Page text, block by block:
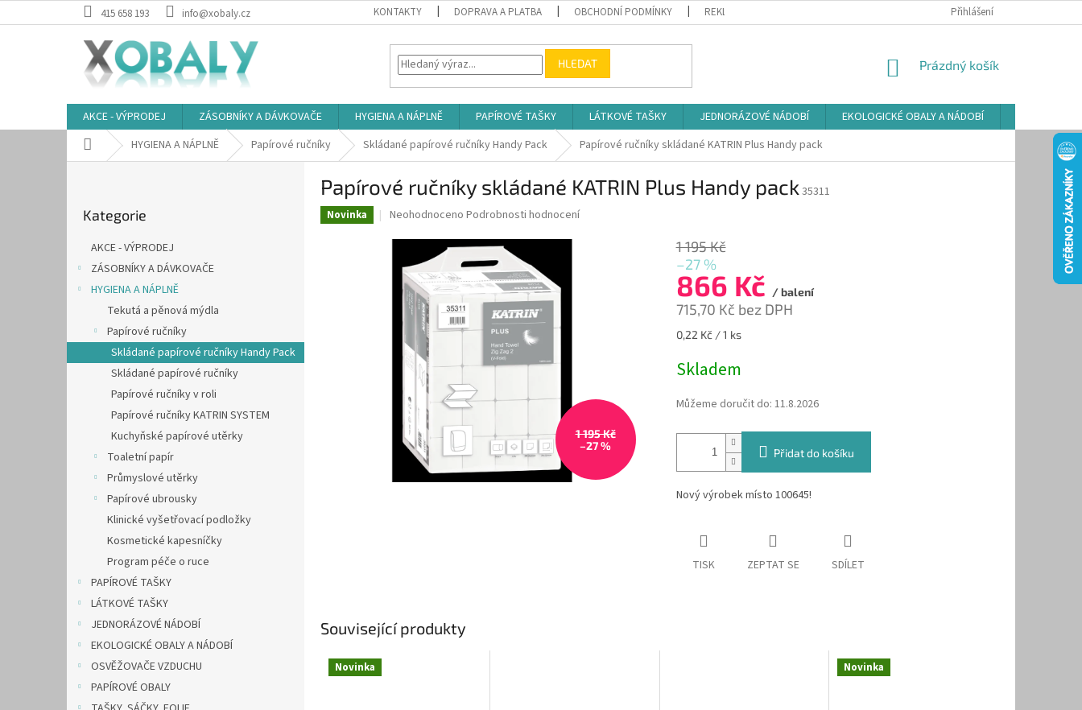
na
415 658 193 info@xobaly.cz KONTAKTY DOPRAVA A PLATBA OBCHODNÍ PODMÍNKY REKLAMAČNÍ ŘÁD ZÁSADY POUŽÍVÁNÍ SOUBORŮ COOKIES
Přihlášení
HLEDAT
NÁKUPNÍ
Prázdný košík
AKCE - VÝPRODEJ ZÁSOBNÍKY A DÁVKOVAČE HYGIENA A NÁPLNĚ PAPÍROVÉ TAŠKY LÁTKOVÉ TAŠKY JEDNORÁZOVÉ NÁDOBÍ EKOLOGICKÉ OBALY A NÁDOBÍ
Domů HYGIENA A NÁPLNĚ Papírové ručníky Skládané papírové ručníky Handy Pack Papírové ručníky skládané KATRIN Plus Handy pack
a
n
kategorie
Kategorie
AKCE - VÝPRODEJ
ZÁSOBNÍKY A DÁVKOVAČE
HYGIENA A NÁPLNĚ
Tekutá a pěnová mýdla
Papírové ručníky
Skládané papírové ručníky Handy Pack
Skládané papírové ručníky
Papírové ručníky v roli
Papírové ručníky KATRIN SYSTEM
Kuchyňské papírové utěrky
Toaletní papír
Průmyslové utěrky
Papírové ubrousky
Klinické vyšetřovací podložky
Kosmetické kapesníčky
Program péče o ruce
PAPÍROVÉ TAŠKY
LÁTKOVÉ TAŠKY
JEDNORÁZOVÉ NÁDOBÍ
EKOLOGICKÉ OBALY A NÁDOBÍ
OSVĚŽOVAČE VZDUCHU
PAPÍROVÉ OBALY
Papírové ručníky skládané KATRIN Plus Handy pack 35311
Novinka
Průměrné
produktu
0,0
hvězdiček.
Neohodnoceno Podrobnosti hodnocení
1 195 Kč
–27 %
1 195 Kč
–27 %
866 Kč / balení
715,70 Kč bez DPH
Měrná
0,22 Kč / 1 ks
Skladem
Můžeme doručit do: 11.8.2026
Přidat do košíku
Nový výrobek místo 100645!
TISK ZEPTAT SE SDÍLET
Související produkty
Novinka Novinka